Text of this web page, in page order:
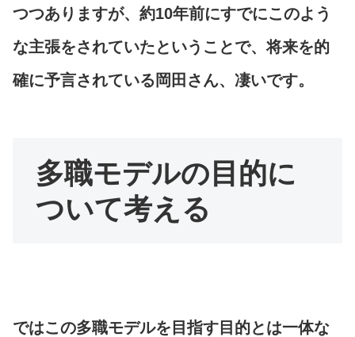
つつありますが、約10年前にすでにこのよう
な主張をされていたということで、将来を的
確に予言されている岡田さん、凄いです。
多職モデルの目的に
ついて考える
ではこの多職モデルを目指す目的とは一体な